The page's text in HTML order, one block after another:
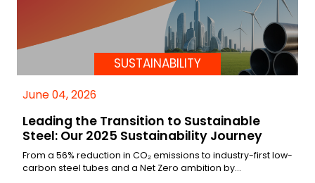
SUSTAINABILITY
June 04, 2026
Leading the Transition to Sustainable
Steel: Our 2025 Sustainability Journey
From a 56% reduction in CO₂ emissions to industry-first low-
carbon steel tubes and a Net Zero ambition by…